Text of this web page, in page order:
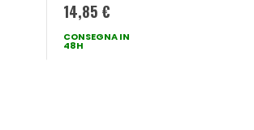
14,85 €
CONSEGNA IN
48H